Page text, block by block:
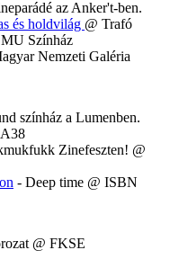
az Anker't-ben.
és holdvilág @ Trafó
Színház
Nemzeti Galéria
színház a Lumenben.
Zinefeszten! @
- Deep time @ ISBN
@ FKSE